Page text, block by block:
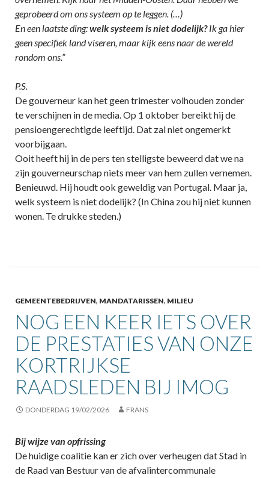
geprobeerd om ons systeem op te leggen. (…)
En een laatste ding:welk systeem is niet dodelijk?Ik ga hier
geen specifiek land viseren, maar kijk eens naar de wereld
rondom ons.”
P.S.
De gouverneur kan het geen trimester volhouden zonder
te verschijnen in de media. Op 1 oktober bereikt hij de
pensioengerechtigde leeftijd. Dat zal niet ongemerkt
voorbijgaan.
Ooit heeft hij in de pers ten stelligste beweerd dat we na
zijn gouverneurschap niets meer van hem zullen vernemen.
Benieuwd. Hij houdt ook geweldig van Portugal. Maar ja,
welk systeem is niet dodelijk? (In China zou hij niet kunnen
wonen. Te drukke steden.)
GEMEENTEBEDRIJVEN, MANDATARISSEN, MILIEU
NOG EEN KEER IETS OVER
DE PRESTATIES VAN ONZE
KORTRIJKSE
RAADSLEDEN BIJ IMOG
DONDERDAG 19/02/2026 FRANS
Bij wijze van opfrissing
De huidige coalitie kan er zich over verheugen dat Stad in
de Raad van Bestuur van de afvalintercommunale